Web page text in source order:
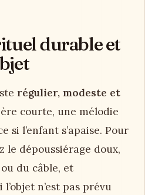
durable et
régulier, modeste et
courte, une mélodie
si l’enfant s’apaise. Pour
le dépoussiérage doux,
ou du câble, et
n’est pas prévu